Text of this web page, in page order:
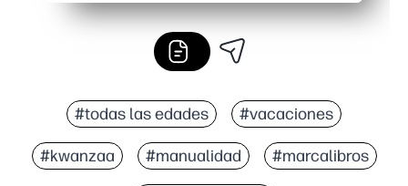
#todas las edades #vacaciones
#kwanzaa #manualidad #marcalibros